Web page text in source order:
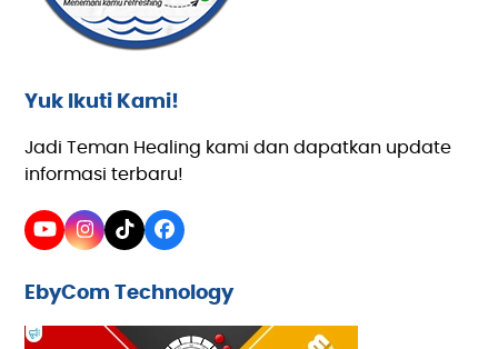
Yuk Ikuti Kami!
Jadi Teman Healing kami dan dapatkan update
informasi terbaru!
YouTube
Instagram
TiktokFacebook
EbyCom Technology